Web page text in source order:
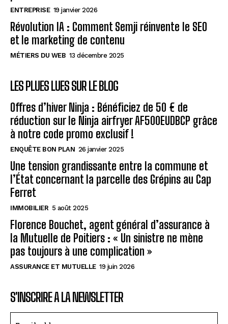
ENTREPRISE 19 janvier 2026
Révolution IA : Comment Semji réinvente le SEO
et le marketing de contenu
MÉTIERS DU WEB 13 décembre 2025
LES PLUES LUES SUR LE BLOG
Offres d’hiver Ninja : Bénéficiez de 50 € de
réduction sur le Ninja airfryer AF500EUDBCP grâce
à notre code promo exclusif !
ENQUÊTE BON PLAN 26 janvier 2025
Une tension grandissante entre la commune et
l’État concernant la parcelle des Grépins au Cap
Ferret
IMMOBILIER 5 août 2025
Florence Bouchet, agent général d’assurance à
la Mutuelle de Poitiers : « Un sinistre ne mène
pas toujours à une complication »
ASSURANCE ET MUTUELLE 19 juin 2026
S'INSCRIRE A LA NEWSLETTER